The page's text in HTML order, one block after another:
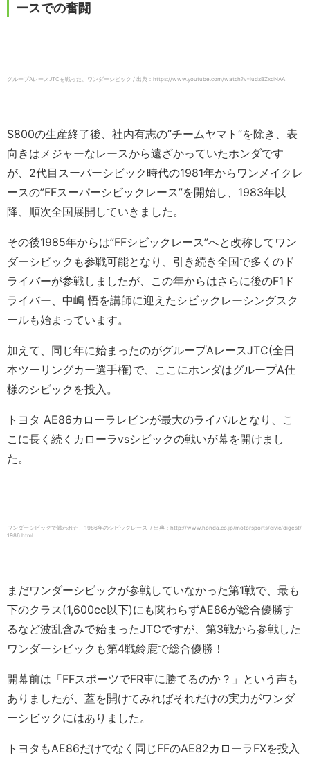
ースでの奮闘
グループAレースJTCを戦った、ワンダーシビック / 出典：https://www.youtube.com/watch?v=ludzBZxdNAA
S800の生産終了後、社内有志の”チームヤマト”を除き、表
向きはメジャーなレースから遠ざかっていたホンダです
が、2代目スーパーシビック時代の1981年からワンメイクレ
ースの”FFスーパーシビックレース”を開始し、1983年以
降、順次全国展開していきました。
その後1985年からは”FFシビックレース”へと改称してワン
ダーシビックも参戦可能となり、引き続き全国で多くのド
ライバーが参戦しましたが、この年からはさらに後のF1ド
ライバー、中嶋 悟を講師に迎えたシビックレーシングスク
ールも始まっています。
加えて、同じ年に始まったのがグループAレースJTC(全日
本ツーリングカー選手権)で、ここにホンダはグループA仕
様のシビックを投入。
トヨタ AE86カローラレビンが最大のライバルとなり、こ
こに長く続くカローラvsシビックの戦いが幕を開けまし
た。
ワンダーシビックで戦われた、1986年のシビックレース / 出典：http://www.honda.co.jp/motorsports/civic/digest/
1986.html
まだワンダーシビックが参戦していなかった第1戦で、最も
下のクラス(1,600cc以下)にも関わらずAE86が総合優勝す
るなど波乱含みで始まったJTCですが、第3戦から参戦した
ワンダーシビックも第4戦鈴鹿で総合優勝！
開幕前は「FFスポーツでFR車に勝てるのか？」という声も
ありましたが、蓋を開けてみればそれだけの実力がワンダ
ーシビックにはありました。
トヨタもAE86だけでなく同じFFのAE82カローラFXを投入